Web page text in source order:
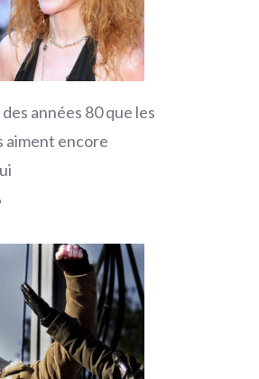
années 80 que les
aiment encore